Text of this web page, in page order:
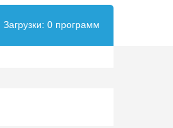
Загрузки: 0 программ